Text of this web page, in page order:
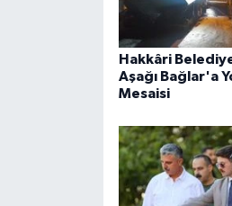
Hakkâri
Aşağı Bağlar'a
Mesaisi